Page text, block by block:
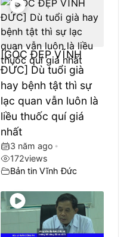
[GÓC ĐẸP VĨNH
ĐỨC] Dù tuổi già
hay bệnh tật thì sự
lạc quan vẫn luôn là
liều thuốc quí giá
nhất
3 năm ago •
172views
Bản tin Vĩnh Đức